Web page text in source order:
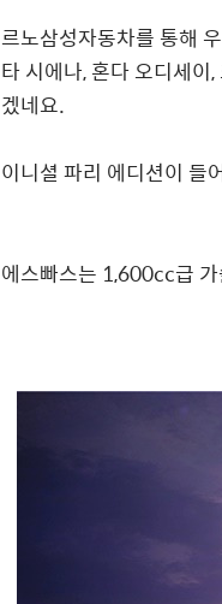
르노삼성자동차를 통해
타 시에나, 혼다 오디세
겠네요.
이니셜 파리 에디션이 들
에스빠스는 1,600cc급